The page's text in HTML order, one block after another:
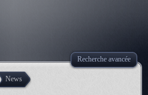
Recherche avancée
News